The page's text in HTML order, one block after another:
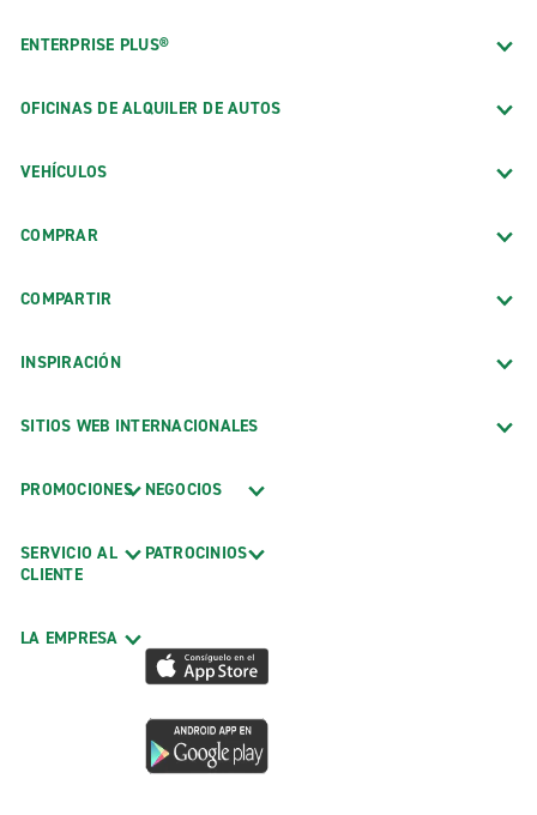
ENTERPRISE PLUS®
OFICINAS DE ALQUILER DE AUTOS
VEHÍCULOS
COMPRAR
COMPARTIR
INSPIRACIÓN
SITIOS WEB INTERNACIONALES
PROMOCIONES
SERVICIO AL
CLIENTE
LA EMPRESA
NEGOCIOS
PATROCINIOS